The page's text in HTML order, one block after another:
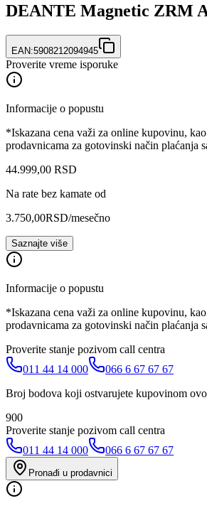
DEANTE Magnetic ZRM
EAN:5908212094945
Proverite vreme isporuke
Informacije o popustu
*Iskazana cena važi za online kupovinu,
prodavnicama za gotovinski način plaćanja
44.999,00 RSD
Na rate bez kamate od
3.750,00RSD/mesečno
Saznajte više
Informacije o popustu
*Iskazana cena važi za online kupovinu,
prodavnicama za gotovinski način plaćanja
Proverite stanje pozivom call centra
011 44 14 000
066 6 67 67 67
Broj bodova koji ostvarujete kupovinom
900
Proverite stanje pozivom call centra
011 44 14 000
066 6 67 67 67
Pronađi u prodavnici